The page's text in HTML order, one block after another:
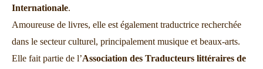
Internationale.
Amoureuse de livres, elle est également traductrice recherchée
dans le secteur culturel, principalement musique et beaux-arts.
Elle fait partie de l’Association des Traducteurs littéraires de